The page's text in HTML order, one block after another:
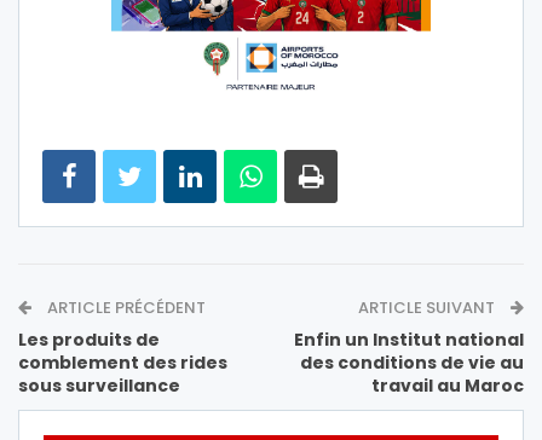
ARTICLE PRÉCÉDENT
Les produits de
comblement des rides
sous surveillance
ARTICLE SUIVANT
Enfin un Institut national
des conditions de vie au
travail au Maroc